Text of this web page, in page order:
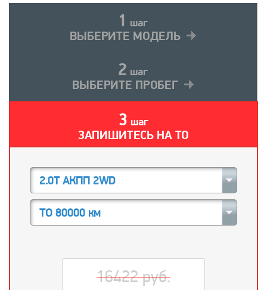
1 шаг
ВЫБЕРИТЕ МОДЕЛЬ
2 шаг
ВЫБЕРИТЕ ПРОБЕГ
3 шаг
ЗАПИШИТЕСЬ НА ТО
2.0T АКПП 2WD
ТО 80000 км
16422 руб.